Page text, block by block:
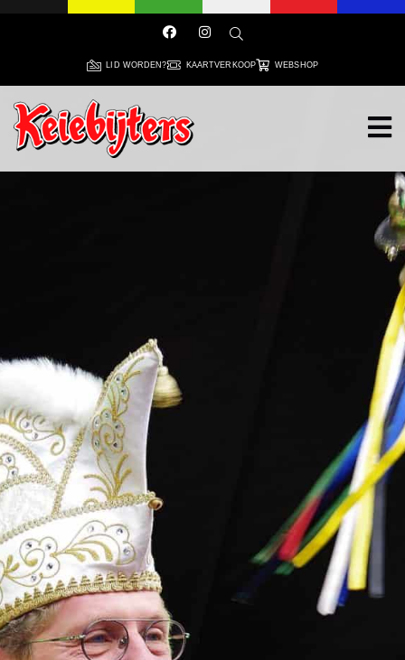
LID WORDEN? KAARTVERKOOP WEBSHOP